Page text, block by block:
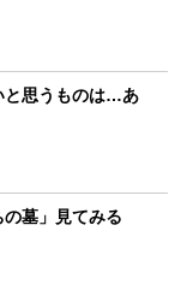
と思うものは…あ
の墓」見てみる